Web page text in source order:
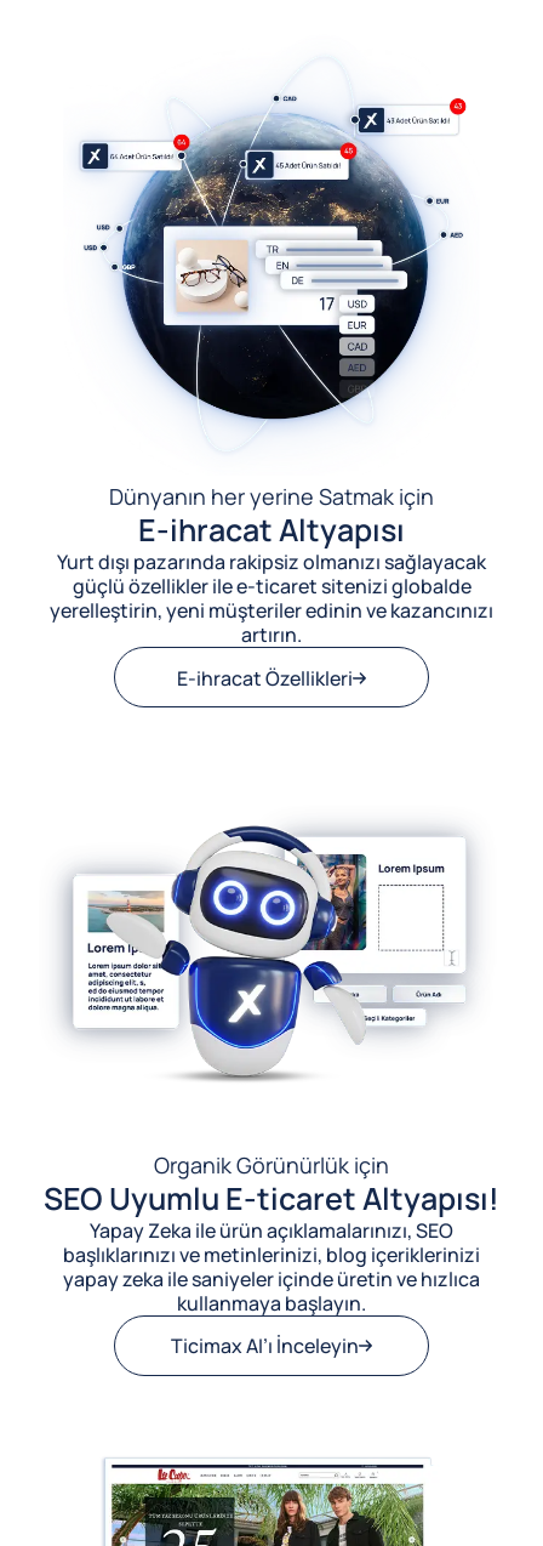
Dünyanın her yerine Satmak için
E-ihracat Altyapısı
Yurt dışı pazarında rakipsiz olmanızı sağlayacak
güçlü özellikler ile e-ticaret sitenizi globalde
yerelleştirin, yeni müşteriler edinin ve kazancınızı
artırın.
E-ihracat Özellikleri
Organik Görünürlük için
SEO Uyumlu E-ticaret Altyapısı!
Yapay Zeka ile ürün açıklamalarınızı, SEO
başlıklarınızı ve metinlerinizi, blog içeriklerinizi
yapay zeka ile saniyeler içinde üretin ve hızlıca
kullanmaya başlayın.
Ticimax AI’ı İnceleyin